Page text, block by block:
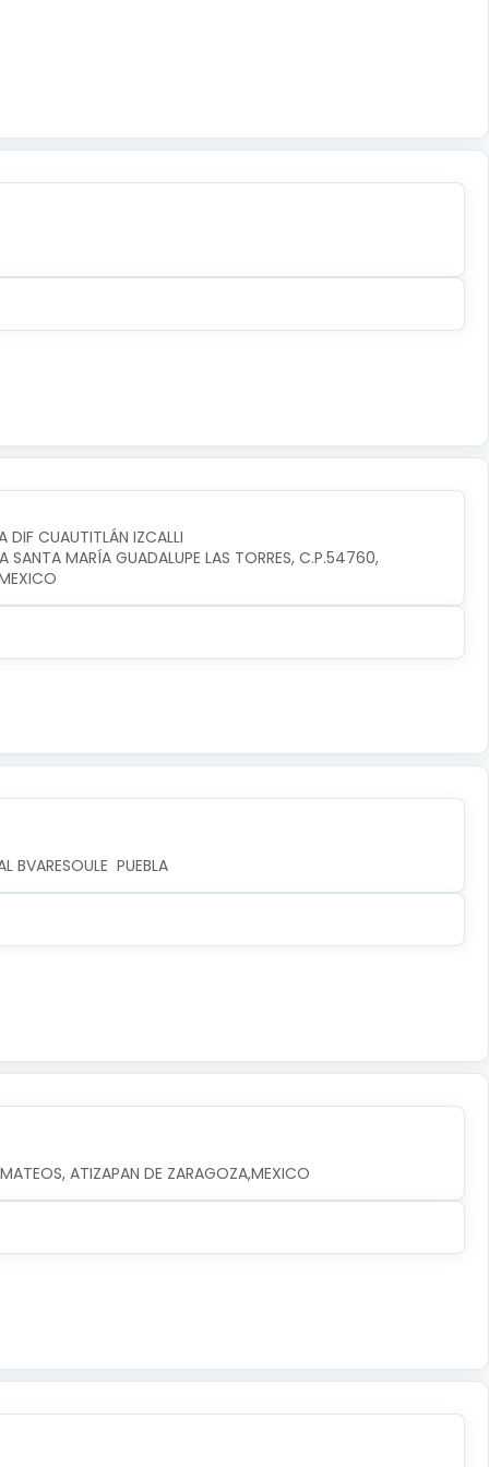
DIF CUAUTITLÁN IZCALLI
SANTA MARÍA GUADALUPE LAS TORRES, C.P.54760,
BVARESOULE  PUEBLA
ATIZAPAN DE ZARAGOZA,MEXICO